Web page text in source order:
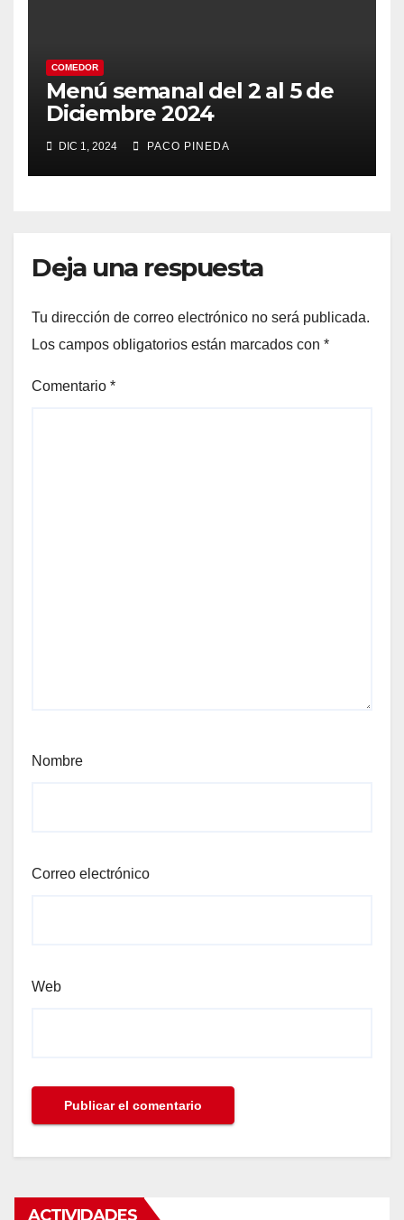
COMEDOR
Menú semanal del 2 al 5 de
Diciembre 2024
DIC 1, 2024 PACO PINEDA
Deja una respuesta
Tu dirección de correo electrónico no será publicada.
Los campos obligatorios están marcados con *
Comentario *
Nombre
Correo electrónico
Web
ACTIVIDADES